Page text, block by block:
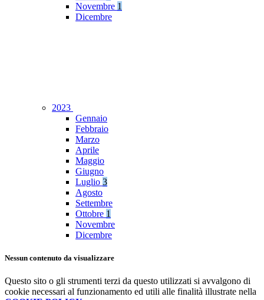
Novembre 1
Dicembre
2023
Gennaio
Febbraio
Marzo
Aprile
Maggio
Giugno
Luglio 3
Agosto
Settembre
Ottobre 1
Novembre
Dicembre
Nessun contenuto da visualizzare
Questo sito o gli strumenti terzi da questo utilizzati si avvalgono di
cookie necessari al funzionamento ed utili alle finalità illustrate nella